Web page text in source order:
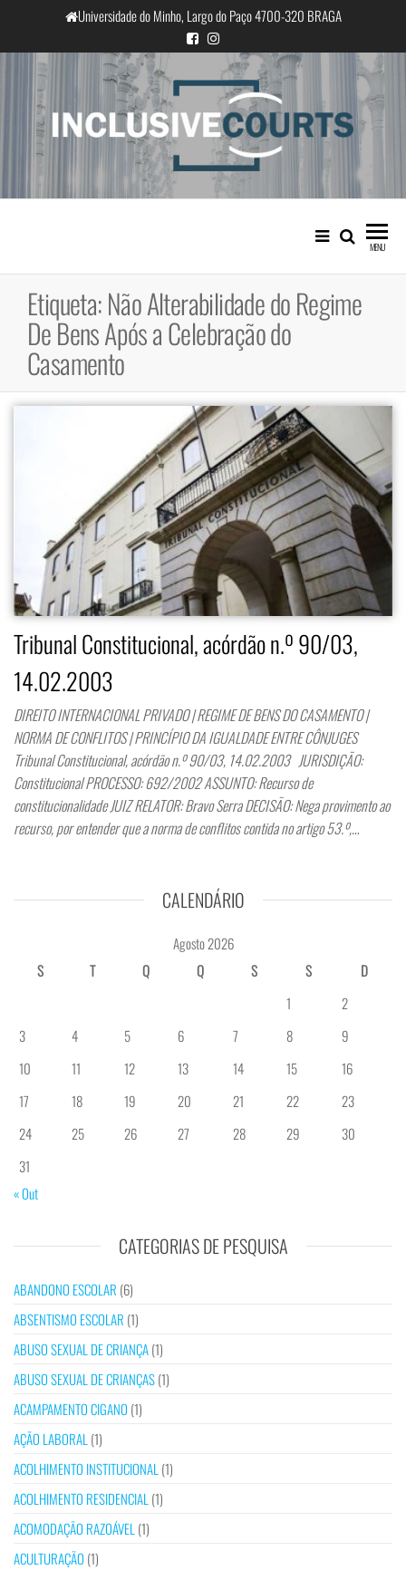
o
conteúdo
Universidade do Minho, Largo do Paço 4700-320 BRAGA
InclusiveCourts
Igualdade e diferença cultural na
prática judicial portuguesa
MENU
Etiqueta:Não Alterabilidade do Regime
De Bens Após a Celebração do
Casamento
Tribunal Constitucional, acórdão n.º 90/03,
14.02.2003
DIREITO INTERNACIONAL PRIVADO | REGIME DE BENS DO CASAMENTO |
NORMA DE CONFLITOS | PRINCÍPIO DA IGUALDADE ENTRE CÔNJUGES
Tribunal Constitucional, acórdão n.º 90/03, 14.02.2003 JURISDIÇÃO:
Constitucional PROCESSO: 692/2002 ASSUNTO: Recurso de
constitucionalidade JUIZ RELATOR: Bravo Serra DECISÃO: Nega provimento ao
recurso, por entender que a norma de conflitos contida no artigo 53.º,…
CALENDÁRIO
Agosto 2026
S
T Q Q S S
D
1
2
3
4 5 6 7 8
9
10
11 12 13 14 15
16
17
18 19 20 21 22
23
24
25 26 27 28 29
30
31
« Out
CATEGORIAS DE PESQUISA
ABANDONO ESCOLAR (6)
ABSENTISMO ESCOLAR (1)
ABUSO SEXUAL DE CRIANÇA(1)
ABUSO SEXUAL DE CRIANÇAS(1)
ACAMPAMENTO CIGANO (1)
AÇÃO LABORAL (1)
ACOLHIMENTO INSTITUCIONAL (1)
ACOLHIMENTO RESIDENCIAL (1)
ACOMODAÇÃO RAZOÁVEL (1)
ACULTURAÇÃO (1)